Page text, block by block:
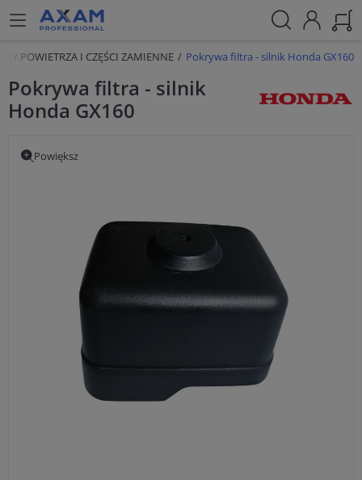
POWIETRZA I CZĘŚCI ZAMIENNE Pokrywa filtra - silnik Honda GX160
Pokrywa filtra - silnik
Honda GX160
Powiększ